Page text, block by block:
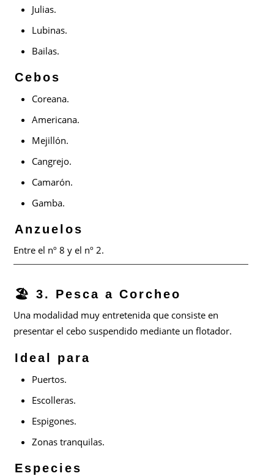
Julias.
Lubinas.
Bailas.
Cebos
Coreana.
Americana.
Mejillón.
Cangrejo.
Camarón.
Gamba.
Anzuelos
Entre el nº 8 y el nº 2.
🏖️ 3. Pesca a Corcheo
Una modalidad muy entretenida que consiste en
presentar el cebo suspendido mediante un flotador.
Ideal para
Puertos.
Escolleras.
Espigones.
Zonas tranquilas.
Especies